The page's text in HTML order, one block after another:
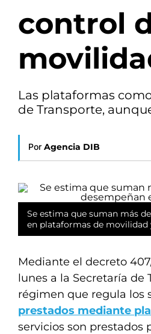
control
Las plataformas
de Transporte,
Por Agencia DIB
Se estima que suman más
en plataformas de movilidad
Mediante el decreto
lunes a la Secretaría
régimen que regula los
prestados mediante
servicios son prestados